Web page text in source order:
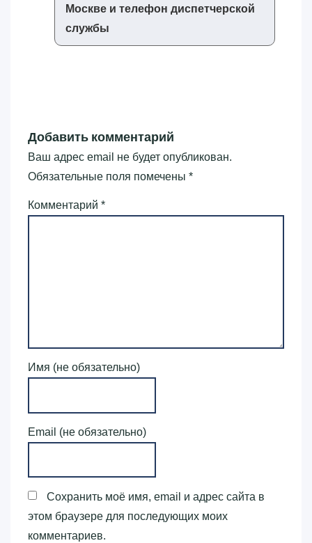
Москве и телефон диспетчерской
службы
Добавить комментарий
Ваш адрес email не будет опубликован.
Обязательные поля помечены *
Комментарий *
Имя (не обязательно)
Email (не обязательно)
Сохранить моё имя, email и адрес сайта в
этом браузере для последующих моих
комментариев.